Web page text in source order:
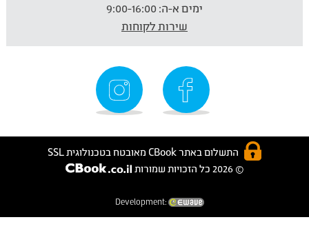
ימים א-ה:
שירות לקוחות
התשלום באתר CBook מאובטח בטכנולוגית SSL
© 2026 כל הזכויות שמורות
Development: